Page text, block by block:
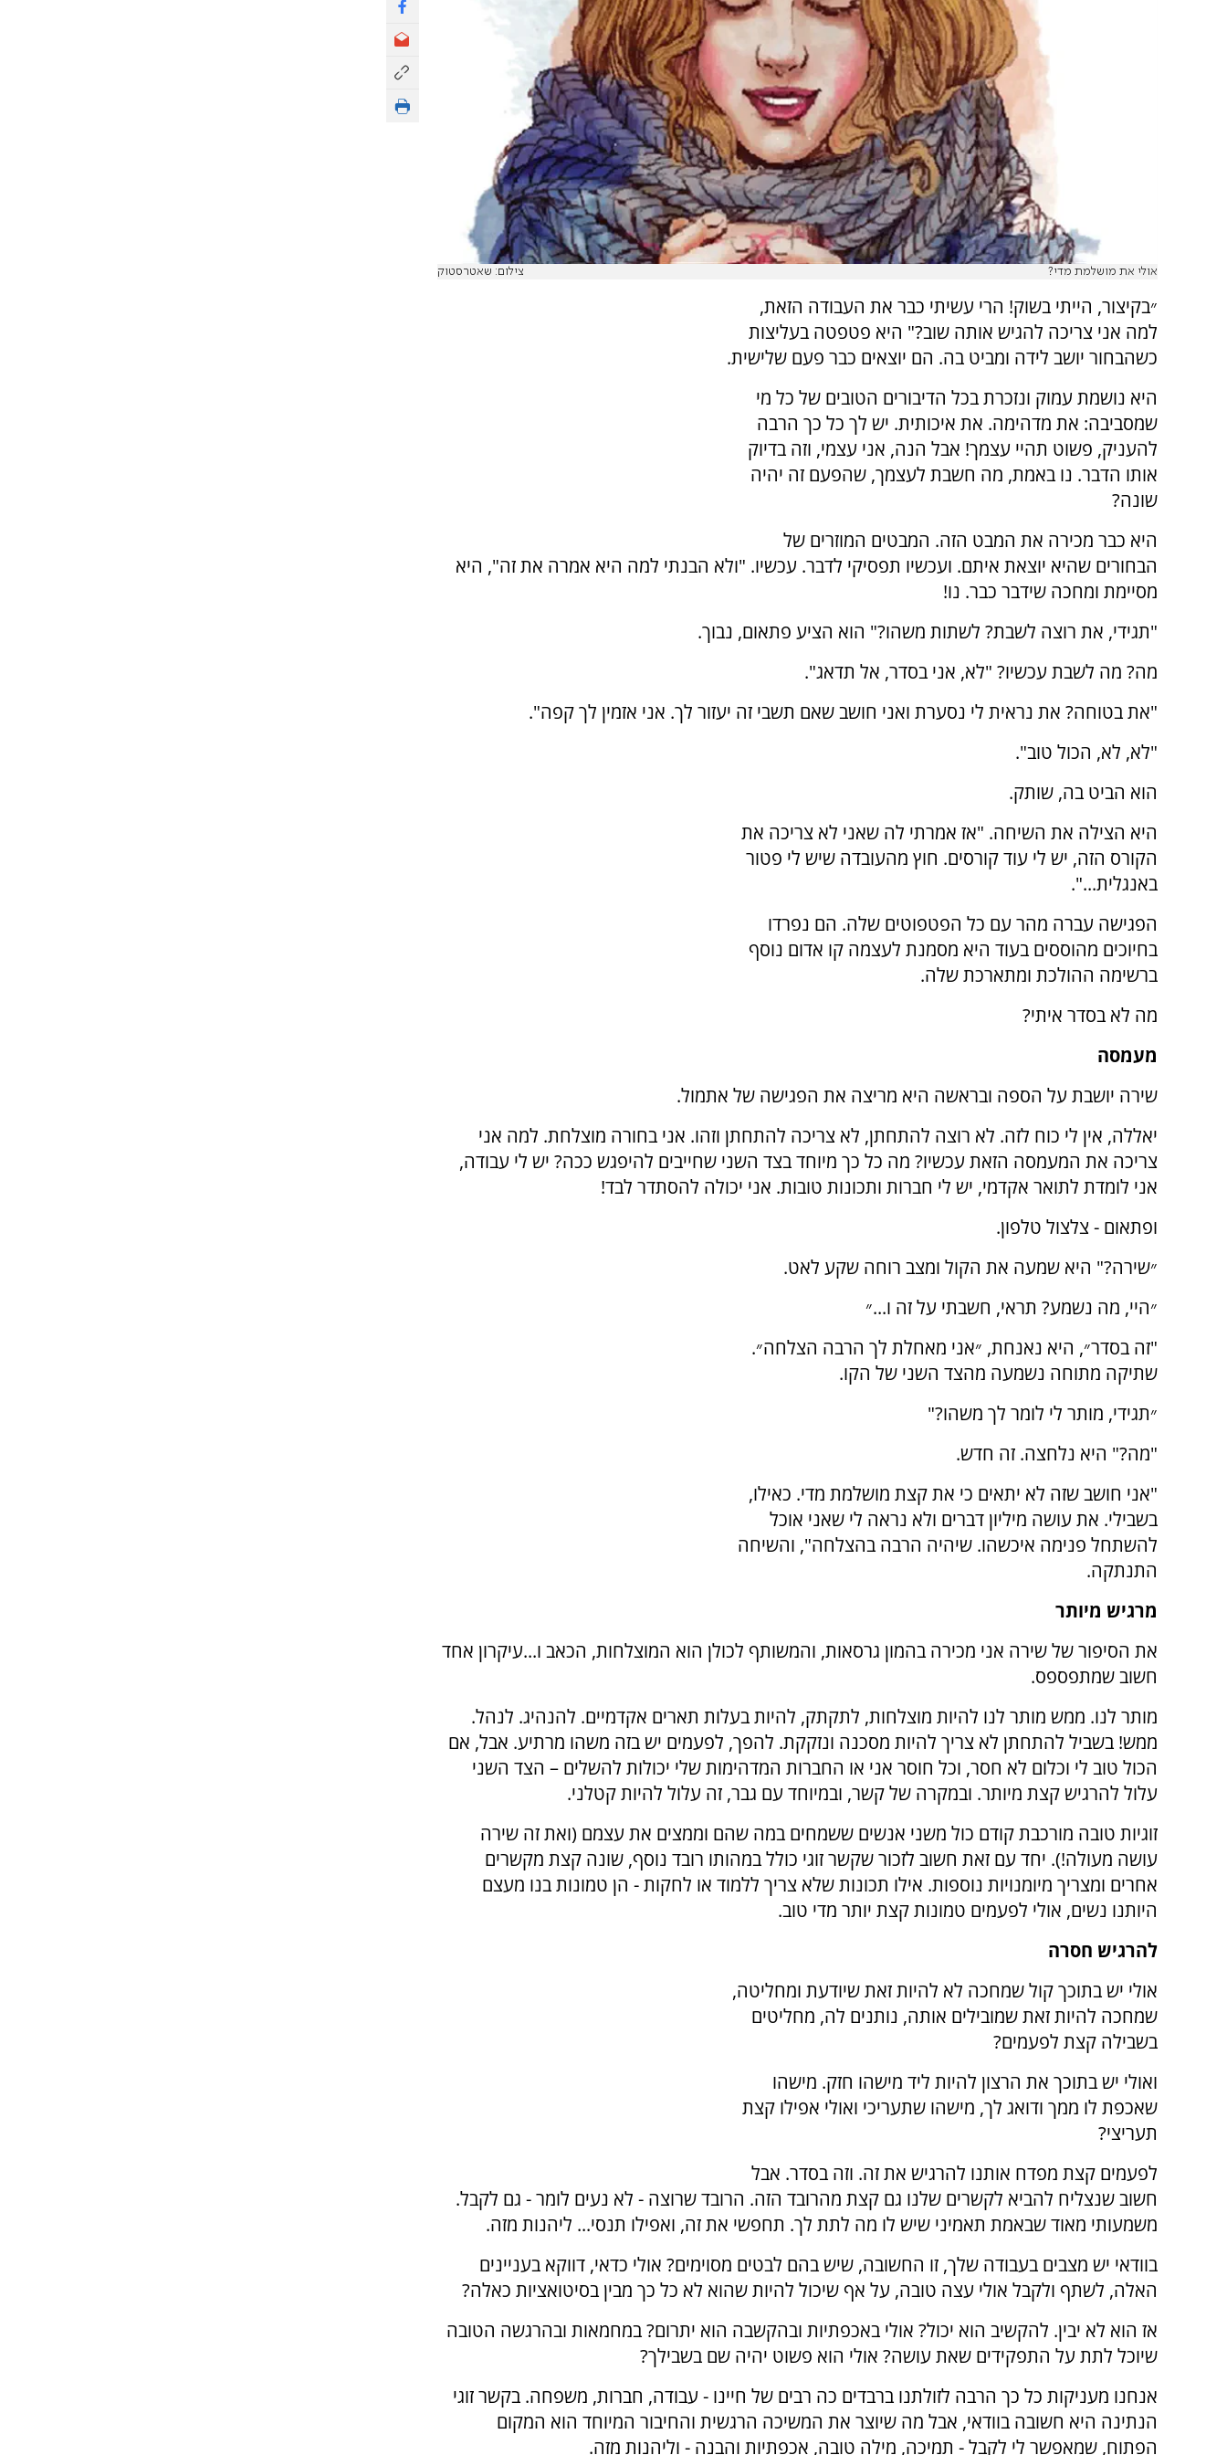
אולי את מושלמת מדי? צילום: שאטרסטוק
״בקיצור, הייתי בשוק! הרי עשיתי כבר את העבודה הזאת,
למה אני צריכה להגיש אותה שוב?" היא פטפטה בעליצות
כשהבחור יושב לידה ומביט בה. הם יוצאים כבר פעם שלישית.
היא נושמת עמוק ונזכרת בכל הדיבורים הטובים של כל מי
שמסביבה: את מדהימה. את איכותית. יש לך כל כך הרבה
להעניק, פשוט תהיי עצמך! אבל הנה, אני עצמי, וזה בדיוק
אותו הדבר. נו באמת, מה חשבת לעצמך, שהפעם זה יהיה
שונה?
היא כבר מכירה את המבט הזה. המבטים המוזרים של
הבחורים שהיא יוצאת איתם. ועכשיו תפסיקי לדבר. עכשיו. "ולא הבנתי למה היא אמרה את זה", היא
מסיימת ומחכה שידבר כבר. נו!
"תגידי, את רוצה לשבת? לשתות משהו?" הוא הציע פתאום, נבוך.
מה? מה לשבת עכשיו? "לא, אני בסדר, אל תדאג".
"את בטוחה? את נראית לי נסערת ואני חושב שאם תשבי זה יעזור לך. אני אזמין לך קפה".
"לא, לא, הכול טוב".
הוא הביט בה, שותק.
היא הצילה את השיחה. "אז אמרתי לה שאני לא צריכה את
הקורס הזה, יש לי עוד קורסים. חוץ מהעובדה שיש לי פטור
באנגלית...".
הפגישה עברה מהר עם כל הפטפוטים שלה. הם נפרדו
בחיוכים מהוססים בעוד היא מסמנת לעצמה קו אדום נוסף
ברשימה ההולכת ומתארכת שלה.
מה לא בסדר איתי?
מעמסה
שירה יושבת על הספה ובראשה היא מריצה את הפגישה של אתמול.
יאללה, אין לי כוח לזה. לא רוצה להתחתן, לא צריכה להתחתן וזהו. אני בחורה מוצלחת. למה אני
צריכה את המעמסה הזאת עכשיו? מה כל כך מיוחד בצד השני שחייבים להיפגש ככה? יש לי עבודה,
אני לומדת לתואר אקדמי, יש לי חברות ותכונות טובות. אני יכולה להסתדר לבד!
ופתאום - צלצול טלפון.
״שירה?" היא שמעה את הקול ומצב רוחה שקע לאט.
״היי, מה נשמע? תראי, חשבתי על זה ו...״
"זה בסדר״, היא נאנחת, ״אני מאחלת לך הרבה הצלחה״.
שתיקה מתוחה נשמעה מהצד השני של הקו.
״תגידי, מותר לי לומר לך משהו?"
"מה?" היא נלחצה. זה חדש.
"אני חושב שזה לא יתאים כי את קצת מושלמת מדי. כאילו,
בשבילי. את עושה מיליון דברים ולא נראה לי שאני אוכל
להשתחל פנימה איכשהו. שיהיה הרבה בהצלחה", והשיחה
התנתקה.
מרגיש מיותר
את הסיפור של שירה אני מכירה בהמון גרסאות, והמשותף לכולן הוא המוצלחות, הכאב ו...עיקרון אחד
חשוב שמתפספס.
מותר לנו. ממש מותר לנו להיות מוצלחות, לתקתק, להיות בעלות תארים אקדמיים. להנהיג. לנהל.
ממש! בשביל להתחתן לא צריך להיות מסכנה ונזקקת. להפך, לפעמים יש בזה משהו מרתיע. אבל, אם
הכול טוב לי וכלום לא חסר, וכל חוסר אני או החברות המדהימות שלי יכולות להשלים – הצד השני
עלול להרגיש קצת מיותר. ובמקרה של קשר, ובמיוחד עם גבר, זה עלול להיות קטלני.
זוגיות טובה מורכבת קודם כול משני אנשים ששמחים במה שהם וממצים את עצמם (ואת זה שירה
עושה מעולה!). יחד עם זאת חשוב לזכור שקשר זוגי כולל במהותו רובד נוסף, שונה קצת מקשרים
אחרים ומצריך מיומנויות נוספות. אילו תכונות שלא צריך ללמוד או לחקות - הן טמונות בנו מעצם
היותנו נשים, אולי לפעמים טמונות קצת יותר מדי טוב.
להרגיש חסרה
אולי יש בתוכך קול שמחכה לא להיות זאת שיודעת ומחליטה,
שמחכה להיות זאת שמובילים אותה, נותנים לה, מחליטים
בשבילה קצת לפעמים?
ואולי יש בתוכך את הרצון להיות ליד מישהו חזק. מישהו
שאכפת לו ממך ודואג לך, מישהו שתעריכי ואולי אפילו קצת
תעריצי?
לפעמים קצת מפדח אותנו להרגיש את זה. וזה בסדר. אבל
חשוב שנצליח להביא לקשרים שלנו גם קצת מהרובד הזה. הרובד שרוצה - לא נעים לומר - גם לקבל.
משמעותי מאוד שבאמת תאמיני שיש לו מה לתת לך. תחפשי את זה, ואפילו תנסי... ליהנות מזה.
בוודאי יש מצבים בעבודה שלך, זו החשובה, שיש בהם לבטים מסוימים? אולי כדאי, דווקא בעניינים
האלה, לשתף ולקבל אולי עצה טובה, על אף שיכול להיות שהוא לא כל כך מבין בסיטואציות כאלה?
אז הוא לא יבין. להקשיב הוא יכול? אולי באכפתיות ובהקשבה הוא יתרום? במחמאות ובהרגשה הטובה
שיוכל לתת על התפקידים שאת עושה? אולי הוא פשוט יהיה שם בשבילך?
אנחנו מעניקות כל כך הרבה לזולתנו ברבדים כה רבים של חיינו - עבודה, חברות, משפחה. בקשר זוגי
הנתינה היא חשובה בוודאי, אבל מה שיוצר את המשיכה הרגשית והחיבור המיוחד הוא המקום
הפתוח, שמאפשר לי לקבל - תמיכה, מילה טובה, אכפתיות והבנה - וליהנות מזה.